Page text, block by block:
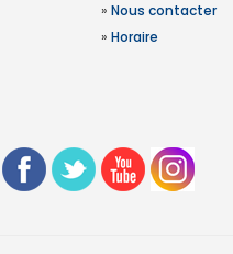
» Nous contacter
» Horaire